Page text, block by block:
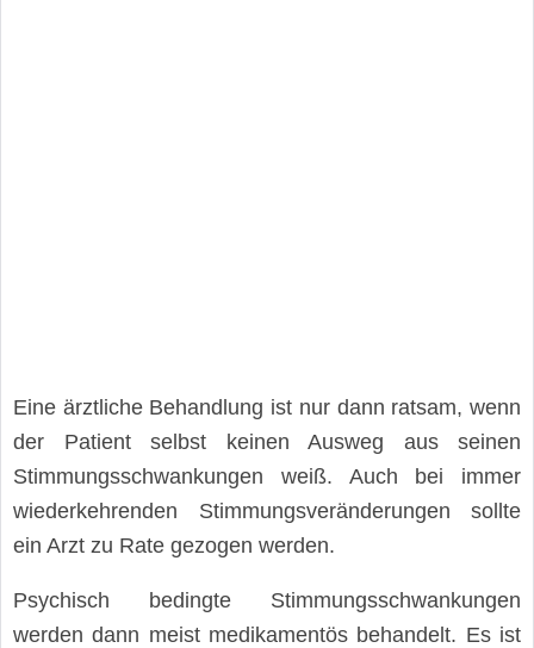
Eine ärztliche Behandlung ist nur dann ratsam, wenn
der Patient selbst keinen Ausweg aus seinen
Stimmungsschwankungen weiß. Auch bei immer
wiederkehrenden Stimmungsveränderungen sollte
ein Arzt zu Rate gezogen werden.
Psychisch bedingte Stimmungsschwankungen
werden dann meist medikamentös behandelt. Es ist